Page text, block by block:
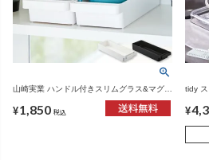
山崎実業 ハンドル付きスリムグラス&マグ収
ーズ
¥1,850 税込
tidy ス
¥